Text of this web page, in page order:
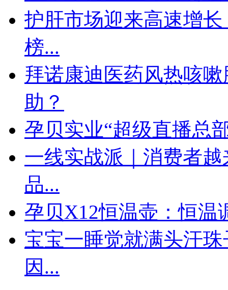
护肝市场迎来高速增
榜...
拜诺康迪医药风热咳
助？
孕贝实业“超级直播总
一线实战派｜消费者
品...
孕贝X12恒温壶：恒温
宝宝一睡觉就满头汗
因...